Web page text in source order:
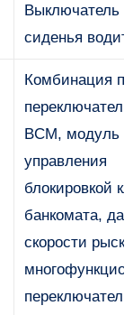
Выключатель
сиденья
Комбинация
BCM, модуль
управления
блокировкой
банкомата,
скорости
переключатель